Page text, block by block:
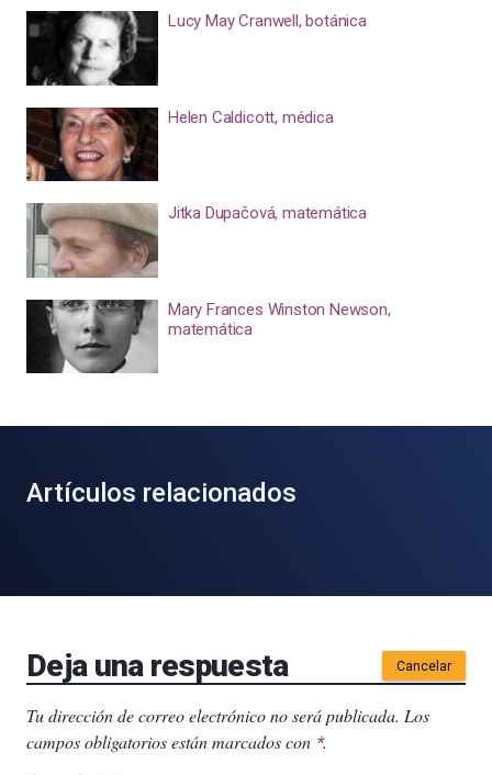
Lucy May Cranwell, botánica
Helen Caldicott, médica
Jitka Dupačová, matemática
Mary Frances Winston Newson,
matemática
Artículos relacionados
Deja una respuesta Cancelar
Tu dirección de correo electrónico no será publicada. Los
campos obligatorios están marcados con *.